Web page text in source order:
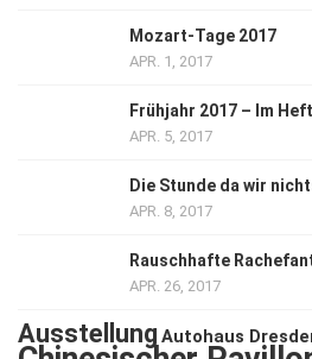
Mozart-Tage 2017
APR. 1, 2017
Frühjahr 2017 – Im
APR. 5, 2017
Die Stunde da wir
APR. 8, 2017
Rauschhafte
APR. 26, 2017
Ausstellung Autohaus